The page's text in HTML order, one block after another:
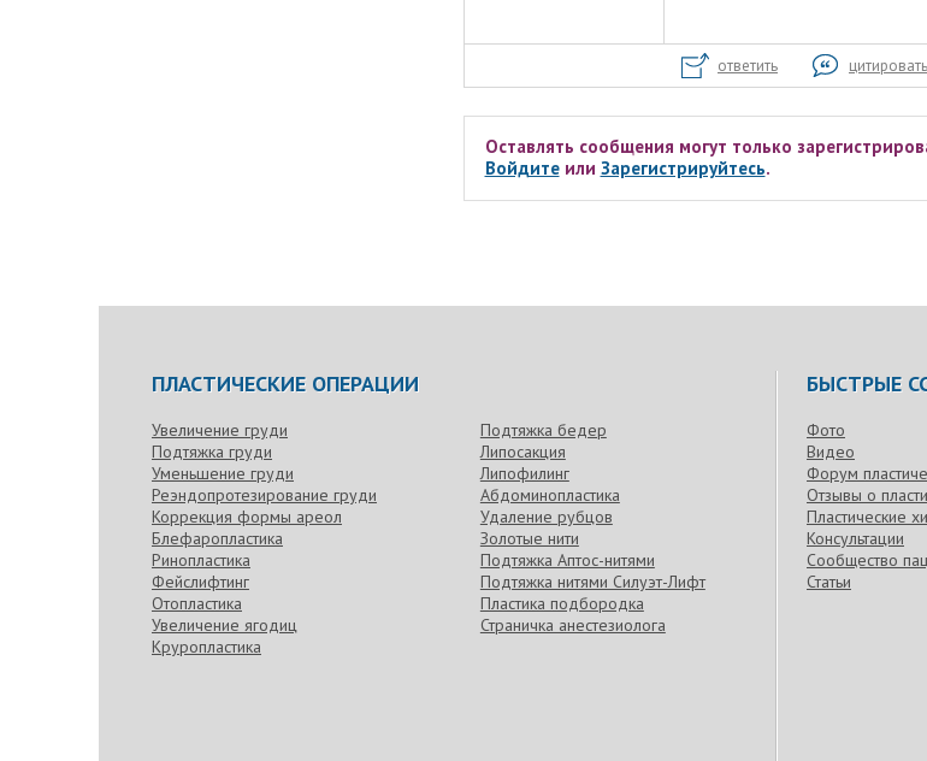
ответить цитировать
Оставлять сообщения могут только
Войдитеили Зарегистрируйтесь.
ПЛАСТИЧЕСКИЕ ОПЕРАЦИИ
Увеличение груди
Подтяжка груди
Уменьшение груди
Реэндопротезирование груди
Коррекция формы ареол
Блефаропластика
Ринопластика
Фейслифтинг
Отопластика
Увеличение ягодиц
Круропластика
Подтяжка бедер
Липосакция
Липофилинг
Абдоминопластика
Удаление рубцов
Золотые нити
Подтяжка Аптос-нитями
Подтяжка нитями Силуэт-Лифт
Пластика подбородка
Страничка анестезиолога
БЫСТРЫЕ
Фото
Видео
Форум
Отзывы о
Пластические
Консультации
Сообщество
Статьи